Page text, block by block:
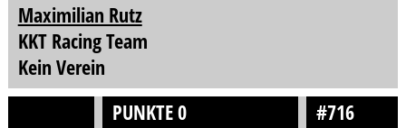
Maximilian Rutz
KKT Racing Team
Kein Verein
PUNKTE 0
#716